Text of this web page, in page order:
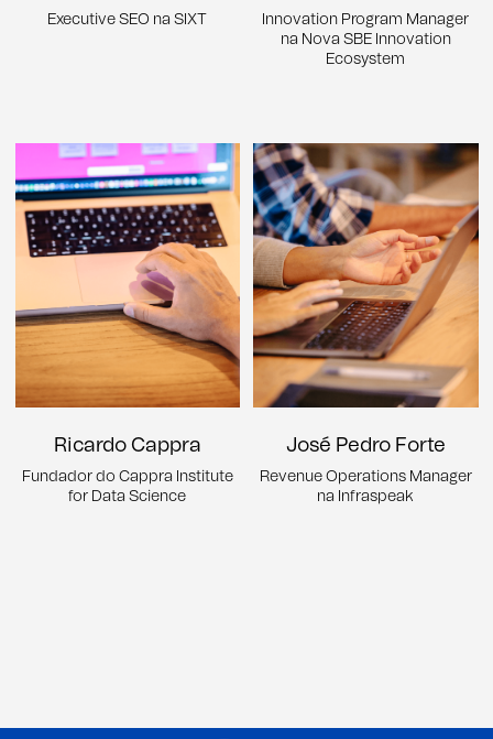
Executive SEO na SIXT
Innovation Program Manager
na Nova SBE Innovation
Ecosystem
Ricardo Cappra
Fundador do Cappra Institute
for Data Science
José Pedro Forte
Revenue Operations Manager
na Infraspeak